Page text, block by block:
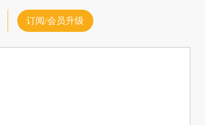
订阅/会员升级